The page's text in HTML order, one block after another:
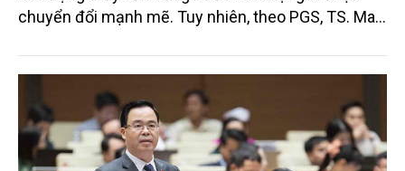
chuyển đổi mạnh mẽ. Tuy nhiên, theo PGS, TS. Mai
vẫn không thể thay thế vai trò của con người trong
dự báo viên”, mà là cách kết hợp hai yếu tố này để
nâng cao chất lượng dự báo, kéo dài thời gian cảnh
báo sớm và giảm thiểu thiệt hại do thiên tai.